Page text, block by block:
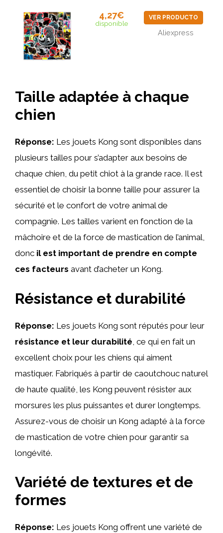
4,27€
disponible
VER PRODUCTO
Aliexpress
Taille adaptée à chaque
chien
Réponse: Les jouets Kong sont disponibles dans
plusieurs tailles pour s’adapter aux besoins de
chaque chien, du petit chiot à la grande race. Il est
essentiel de choisir la bonne taille pour assurer la
sécurité et le confort de votre animal de
compagnie. Les tailles varient en fonction de la
mâchoire et de la force de mastication de l’animal,
donc il est important de prendre en compte
ces facteurs avant d’acheter un Kong.
Résistance et durabilité
Réponse: Les jouets Kong sont réputés pour leur
résistance et leur durabilité , ce qui en fait un
excellent choix pour les chiens qui aiment
mastiquer. Fabriqués à partir de caoutchouc naturel
de haute qualité, les Kong peuvent résister aux
morsures les plus puissantes et durer longtemps.
Assurez-vous de choisir un Kong adapté à la force
de mastication de votre chien pour garantir sa
longévité.
Variété de textures et de
formes
Réponse: Les jouets Kong offrent une variété de